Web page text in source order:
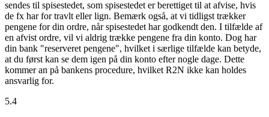
sendes til spisestedet, som spisestedet er berettiget til at afvise, hvis
de fx har for travlt eller lign. Bemærk også, at vi tidligst trækker
pengene for din ordre, når spisestedet har godkendt den. I tilfælde af
en afvist ordre, vil vi aldrig trække pengene fra din konto. Dog har
din bank "reserveret pengene", hvilket i særlige tilfælde kan betyde,
at du først kan se dem igen på din konto efter nogle dage. Dette
kommer an på bankens procedure, hvilket R2N ikke kan holdes
ansvarlig for.
5.4